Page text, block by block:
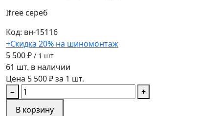
Ifree сереб
Код: вн-15116
+Скидка 20% на шиномонтаж
5 500 ₽ / 1 шт
61 шт. в наличии
Цена 5 500 ₽ за 1 шт.
−
+
В корзину